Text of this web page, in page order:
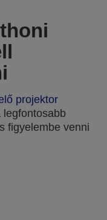
projektor
figyelembe venni